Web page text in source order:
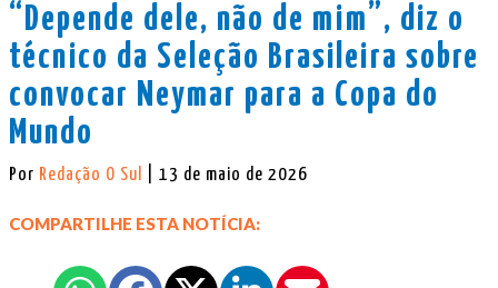
“Depende dele, não de mim”, diz o
técnico da Seleção Brasileira sobre
convocar Neymar para a Copa do
Mundo
Por Redação O Sul | 13 de maio de 2026
COMPARTILHE ESTA NOTÍCIA: